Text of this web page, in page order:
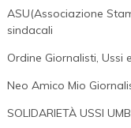
ASU(Associazione
sindacali
Ordine Giornalisti,
Neo Amico Mio
SOLIDARIETÀ USSI